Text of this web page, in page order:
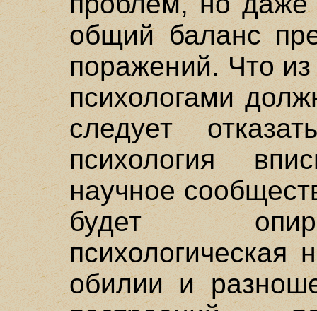
общий баланс
поражений. Что из
психологами
следует
психология
научное
будет
психологическая
обилии и